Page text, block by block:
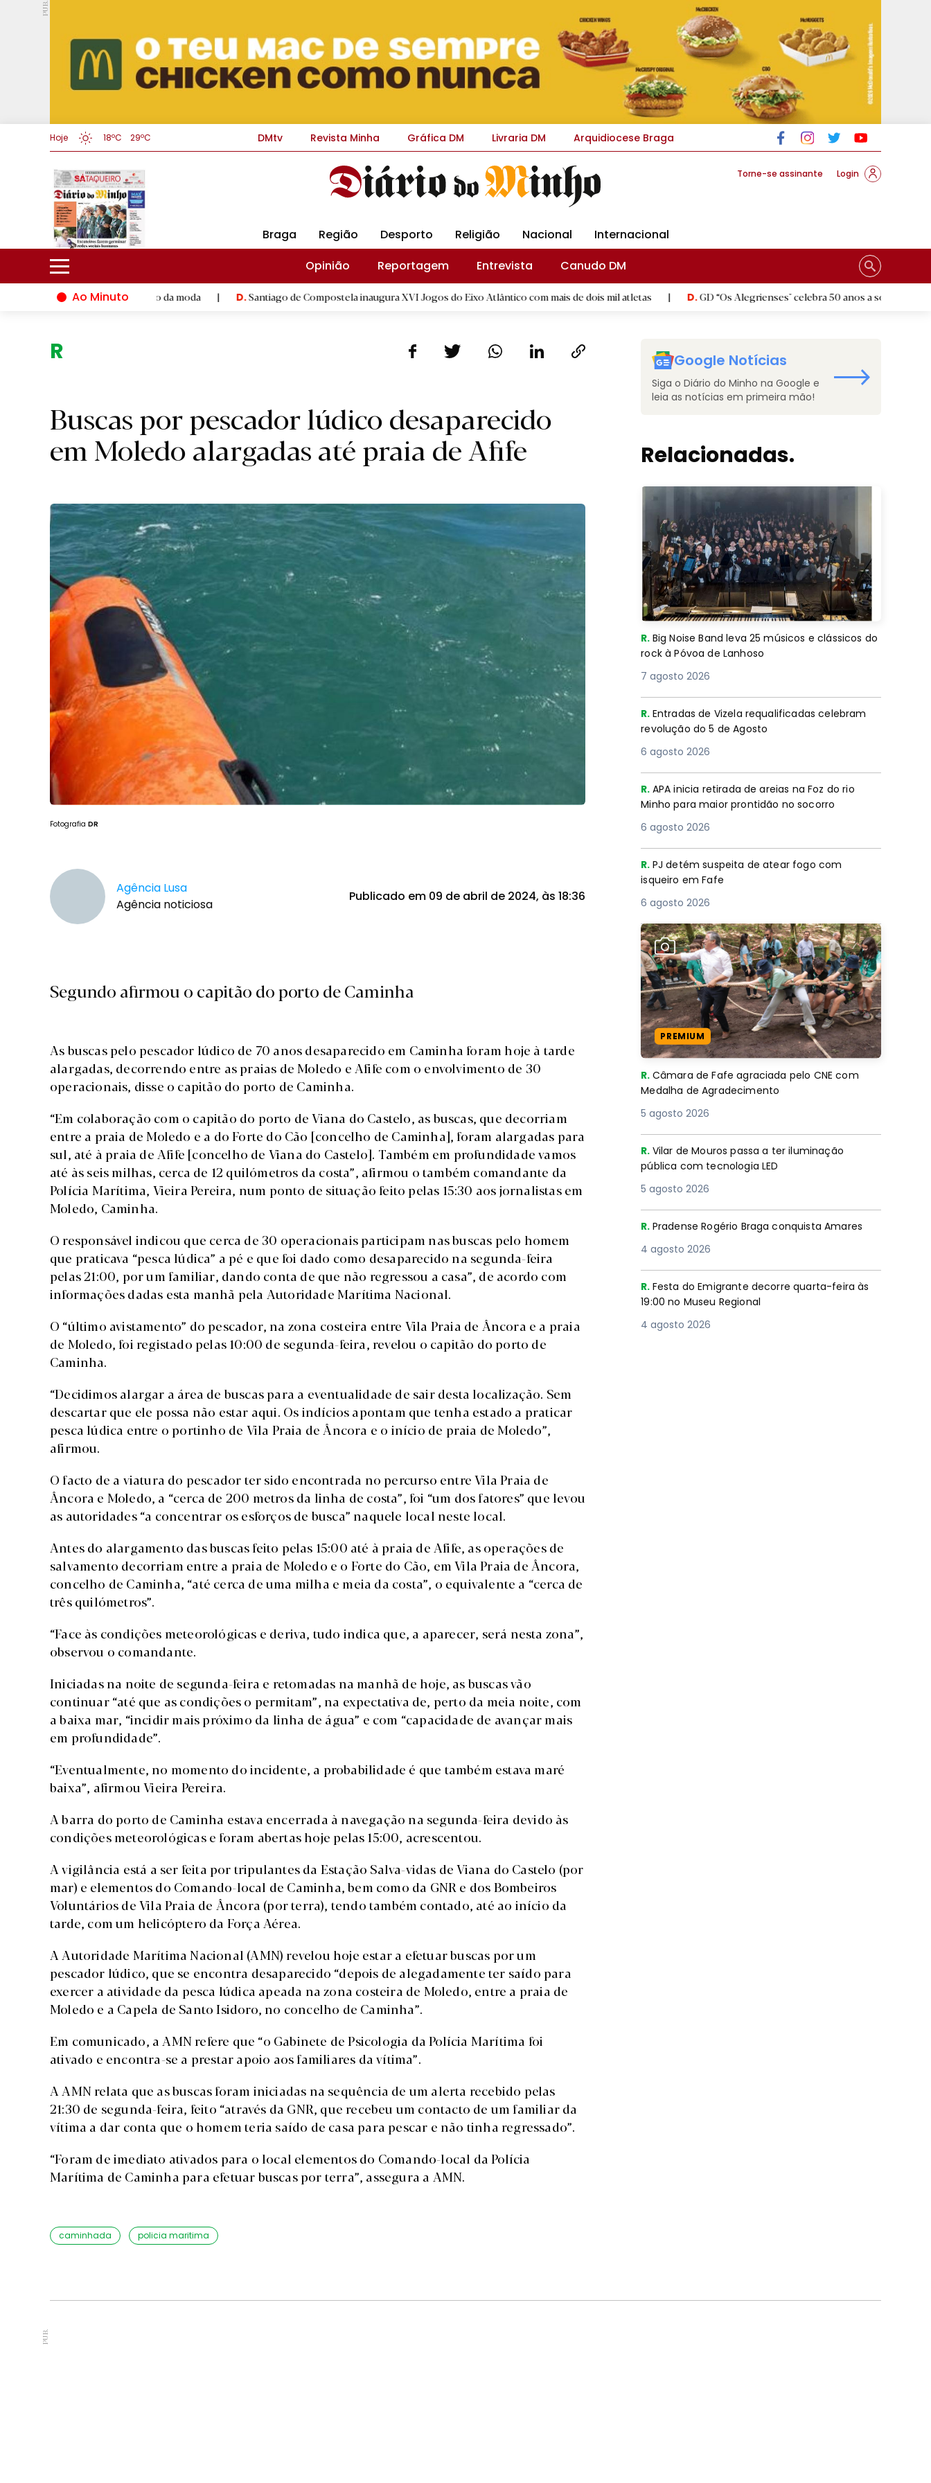
PUB.
Hoje 18ºC 29ºC DMtv Revista Minha Gráfica DM Livraria DM Arquidiocese Braga
Torne-se assinante Login
Braga Região Desporto Religião Nacional
Internacional
Opinião
Reportagem Entrevista
Canudo DM
Ao Minuto
inovação do mundo da moda | D.Santiago de Compostela inaugura XVI Jogos do Eixo Atlântico com mais de dois mil atletas | D.GD “Os Alegrienses" celebra 50 anos a sonhar com «casa
Região.
Buscas por pescador lúdico desaparecido
em Moledo alargadas até praia de Afife
Fotografia DR
Agência Lusa
Agência noticiosa
Publicado em 09 de abril de 2024, às 18:36
Segundo afirmou o capitão do porto de Caminha
As buscas pelo pescador lúdico de 70 anos desaparecido em Caminha foram hoje à tarde
alargadas, decorrendo entre as praias de Moledo e Afife com o envolvimento de 30
operacionais, disse o capitão do porto de Caminha.
“Em colaboração com o capitão do porto de Viana do Castelo, as buscas, que decorriam
entre a praia de Moledo e a do Forte do Cão [concelho de Caminha], foram alargadas para
sul, até à praia de Afife [concelho de Viana do Castelo]. Também em profundidade vamos
até às seis milhas, cerca de 12 quilómetros da costa”, afirmou o também comandante da
Polícia Marítima, Vieira Pereira, num ponto de situação feito pelas 15:30 aos jornalistas em
Moledo, Caminha.
O responsável indicou que cerca de 30 operacionais participam nas buscas pelo homem
que praticava “pesca lúdica” a pé e que foi dado como desaparecido na segunda-feira
pelas 21:00, por um familiar, dando conta de que não regressou a casa”, de acordo com
informações dadas esta manhã pela Autoridade Marítima Nacional.
O “último avistamento” do pescador, na zona costeira entre Vila Praia de Âncora e a praia
de Moledo, foi registado pelas 10:00 de segunda-feira, revelou o capitão do porto de
Caminha.
“Decidimos alargar a área de buscas para a eventualidade de sair desta localização. Sem
descartar que ele possa não estar aqui. Os indícios apontam que tenha estado a praticar
pesca lúdica entre o portinho de Vila Praia de Âncora e o início de praia de Moledo”,
afirmou.
O facto de a viatura do pescador ter sido encontrada no percurso entre Vila Praia de
Âncora e Moledo, a “cerca de 200 metros da linha de costa”, foi “um dos fatores” que levou
as autoridades “a concentrar os esforços de busca” naquele local neste local.
Antes do alargamento das buscas feito pelas 15:00 até à praia de Afife, as operações de
salvamento decorriam entre a praia de Moledo e o Forte do Cão, em Vila Praia de Âncora,
concelho de Caminha, “até cerca de uma milha e meia da costa”, o equivalente a “cerca de
três quilómetros”.
“Face às condições meteorológicas e deriva, tudo indica que, a aparecer, será nesta zona”,
observou o comandante.
Iniciadas na noite de segunda-feira e retomadas na manhã de hoje, as buscas vão
continuar “até que as condições o permitam”, na expectativa de, perto da meia noite, com
a baixa mar, “incidir mais próximo da linha de água” e com “capacidade de avançar mais
em profundidade”.
“Eventualmente, no momento do incidente, a probabilidade é que também estava maré
baixa”, afirmou Vieira Pereira.
A barra do porto de Caminha estava encerrada à navegação na segunda-feira devido às
condições meteorológicas e foram abertas hoje pelas 15:00, acrescentou.
A vigilância está a ser feita por tripulantes da Estação Salva-vidas de Viana do Castelo (por
mar) e elementos do Comando-local de Caminha, bem como da GNR e dos Bombeiros
Voluntários de Vila Praia de Âncora (por terra), tendo também contado, até ao início da
tarde, com um helicóptero da Força Aérea.
A Autoridade Marítima Nacional (AMN) revelou hoje estar a efetuar buscas por um
pescador lúdico, que se encontra desaparecido “depois de alegadamente ter saído para
exercer a atividade da pesca lúdica apeada na zona costeira de Moledo, entre a praia de
Moledo e a Capela de Santo Isidoro, no concelho de Caminha”.
Em comunicado, a AMN refere que “o Gabinete de Psicologia da Polícia Marítima foi
ativado e encontra-se a prestar apoio aos familiares da vítima”.
A AMN relata que as buscas foram iniciadas na sequência de um alerta recebido pelas
21:30 de segunda-feira, feito “através da GNR, que recebeu um contacto de um familiar da
vítima a dar conta que o homem teria saído de casa para pescar e não tinha regressado”.
“Foram de imediato ativados para o local elementos do Comando-local da Polícia
Marítima de Caminha para efetuar buscas por terra”, assegura a AMN.
caminhada policia maritima
Google Notícias
Siga o Diário do Minho na Google e
leia as notícias em primeira mão!
Relacionadas.
R. Big Noise Band leva 25 músicos e clássicos do
rock à Póvoa de Lanhoso
7 agosto 2026
R. Entradas de Vizela requalificadas celebram
revolução do 5 de Agosto
6 agosto 2026
R. APA inicia retirada de areias na Foz do rio
Minho para maior prontidão no socorro
6 agosto 2026
R. PJ detém suspeita de atear fogo com
isqueiro em Fafe
6 agosto 2026
PREMIUM
R. Câmara de Fafe agraciada pelo CNE com
Medalha de Agradecimento
5 agosto 2026
R. Vilar de Mouros passa a ter iluminação
pública com tecnologia LED
5 agosto 2026
R. Pradense Rogério Braga conquista Amares
4 agosto 2026
R. Festa do Emigrante decorre quarta-feira às
19:00 no Museu Regional
4 agosto 2026
PUB.